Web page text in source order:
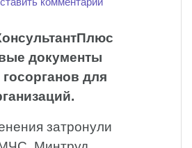
документы
для
затронули